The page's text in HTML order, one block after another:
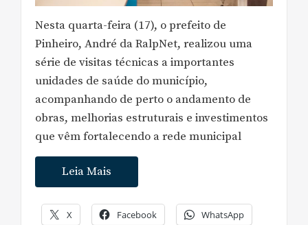
Nesta quarta-feira (17), o prefeito de
Pinheiro, André da RalpNet, realizou uma
série de visitas técnicas a importantes
unidades de saúde do município,
acompanhando de perto o andamento de
obras, melhorias estruturais e investimentos
que vêm fortalecendo a rede municipal
Leia Mais
X Facebook WhatsApp